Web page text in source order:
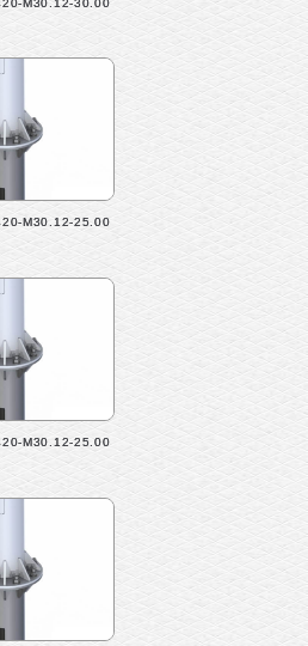
М30.12-30.00
М30.12-25.00
М30.12-25.00